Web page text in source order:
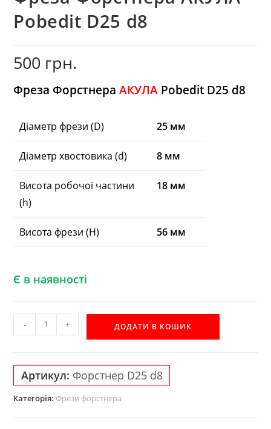
Pobedit D25 d8
500 грн.
Фреза ФорстнераАКУЛА Pobedit D25 d8
Діаметр фрези (D) 25 мм
Діаметр хвостовика (d) 8 мм
Висота робочої частини
(h)
18 мм
Висота фрези (H) 56 мм
Є в наявності
Форстнера
Pobedit
D25
d8
- + ДОДАТИ В КОШИК
Артикул: Форстнер D25 d8
Категорія:Фрези форстнера